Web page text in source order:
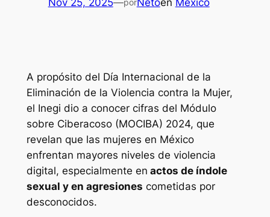
A propósito del Día Internacional de la
Eliminación de la Violencia contra la Mujer,
el Inegi dio a conocer cifras del Módulo
sobre Ciberacoso (MOCIBA) 2024, que
revelan que las mujeres en México
enfrentan mayores niveles de violencia
digital, especialmente en actos de índole
sexual y en agresiones cometidas por
desconocidos.